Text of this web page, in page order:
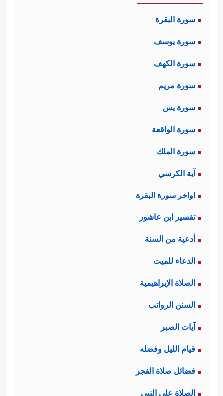
سورة البقرة
سورة يوسف
سورة الكهف
سورة مريم
سورة يس
سورة الواقعة
سورة الملك
آية الكرسي
اواخر سورة البقرة
تفسير ابن عاشور
أدعية من السنة
الدعاء للميت
الصلاة الإبراهيمية
السنن الرواتب
آيات الصبر
قيام الليل وفضله
فضائل صلاة الفجر
الصلاة على النبي